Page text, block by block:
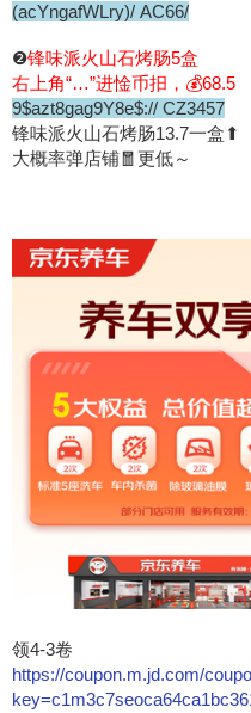
(acYngafWLry)/ AC66/
❷锋味派火山石烤肠5盒
右上角“…”进惍币抇，💰68.5
9$azt8gag9Y8e$:// CZ3457
锋味派火山石烤肠13.7一盒⬆
大概率弹店铺🧧更低～
领4-3卷
https://coupon.m.jd.com/